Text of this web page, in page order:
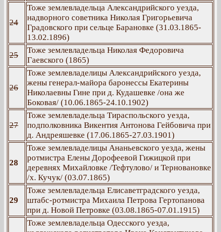
24
Тоже землевладельца Александрийского уезда,
надворного советника Николая Григорьевича
Градовского при сельце Барановке (31.03.1865-
13.02.1896)
25
Тоже землевладельца Николая Федоровича
Гаевского (1865)
26
Тоже землевладелицы Александрийского уезда,
жены генерал-майора баронессы Екатерины
Николаевны Гине при д. Кудашевке /она же
Боковая/ (10.06.1865-24.10.1902)
27
Тоже землевладельца Тираспольского уезда,
подполковника Викентия Антонова Гейбовича при
д. Андреяшевке (17.06.1865-27.03.1901)
28
Тоже землевладелицы Ананьевского уезда, жены
ротмистра Елены Дорофеевой Гижицкой при
деревнях Михайловке /Тефтулово/ и Терновановке
/х. Кучук/ (03.07.1865)
29
Тоже землевладельца Елисаветградского уезда,
штабс-ротмистра Михаила Петрова Гертопанова
при д. Новой Петровке (03.08.1865-07.01.1915)
Тоже землевладельца Одесского уезда,